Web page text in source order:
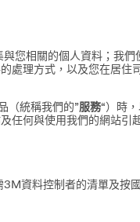
與您相關的個人資料；我
處理方式，以及您在居住
（統稱我們的”服務“）時
任何與使用我們的網站引
資料控制者的清單及按